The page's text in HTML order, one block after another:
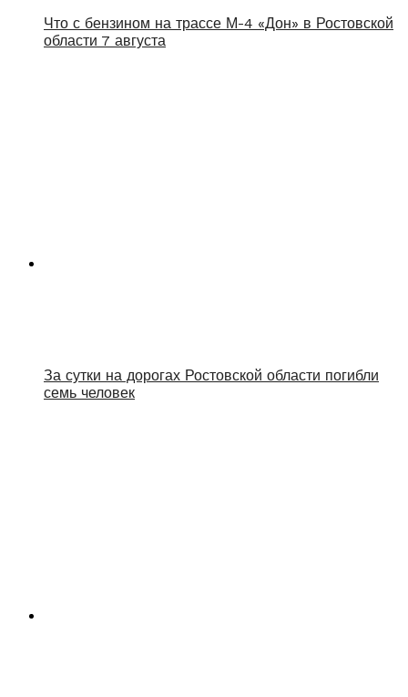
Что с бензином на трассе М-4 «Дон» в Ростовской
области 7 августа
За сутки на дорогах Ростовской области погибли
семь человек